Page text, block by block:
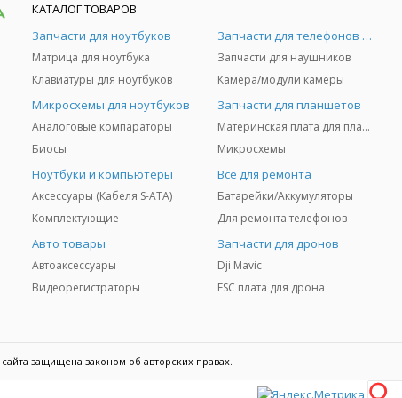
КАТАЛОГ ТОВАРОВ
Запчасти для ноутбуков
Матрица для ноутбука
Клавиатуры для ноутбуков
Запчасти для телефонов и Airpods
Запчасти для наушников
Камера/модули камеры
Микросхемы для ноутбуков
Аналоговые компараторы
Биосы
Запчасти для планшетов
Материнская плата для планшетов
Микросхемы
Ноутбуки и компьютеры
Аксессуары (Кабеля S-ATA)
Комплектующие
Все для ремонта
Батарейки/Аккумуляторы
Для ремонта телефонов
Авто товары
Автоаксессуары
Видеорегистраторы
Запчасти для дронов
Dji Mavic
ESC плата для дрона
защищена законом об авторских правах.